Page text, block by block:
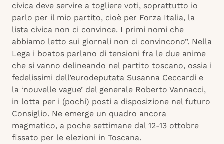
civica deve servire a togliere voti, soprattutto io
parlo per il mio partito, cioè per Forza Italia, la
lista civica non ci convince. I primi nomi che
abbiamo letto sui giornali non ci convincono”. Nella
Lega i boatos parlano di tensioni fra le due anime
che si vanno delineando nel partito toscano, ossia i
fedelissimi dell’eurodeputata Susanna Ceccardi e
la ‘nouvelle vague’ del generale Roberto Vannacci,
in lotta per i (pochi) posti a disposizione nel futuro
Consiglio. Ne emerge un quadro ancora
magmatico, a poche settimane dal 12-13 ottobre
fissato per le elezioni in Toscana.